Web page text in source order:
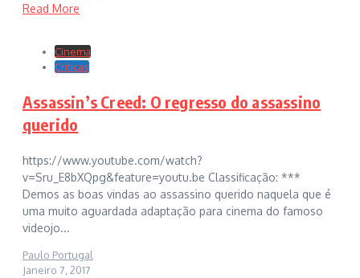
Read More
Cinema
Críticas
Assassin’s Creed: O regresso do assassino
querido
https://www.youtube.com/watch?
v=Sru_E8bXQpg&feature=youtu.be Classificação: ***
Demos as boas vindas ao assassino querido naquela que é
uma muito aguardada adaptação para cinema do famoso
videojo...
Paulo Portugal
Janeiro 7, 2017